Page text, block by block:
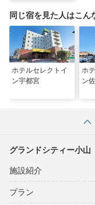
同じ宿を見た人はこん
ホテルセレクトイ
ン宇都宮
ホ
ン
グランドシティー小山
施設紹介
プラン